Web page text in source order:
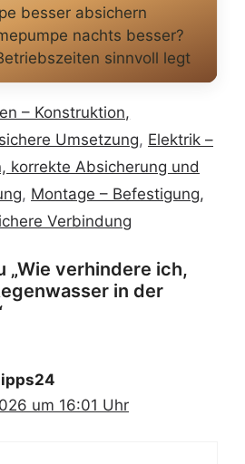
besser absichern
nachts besser?
sinnvoll legt
– Konstruktion,
Umsetzung, Elektrik –
korrekte Absicherung und
, Montage – Befestigung,
Verbindung
„Wie verhindere ich,
in der
um 16:01 Uhr